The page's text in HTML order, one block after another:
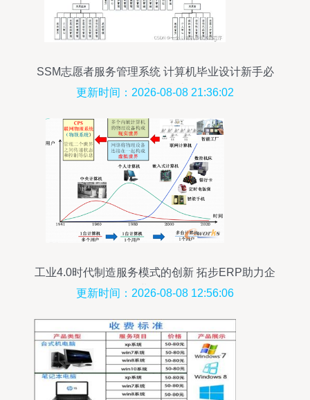
SSM志愿者服务管理系统 计算机毕业设计新手必
备的完整指南
更新时间：2026-08-08 21:36:02
工业4.0时代制造服务模式的创新 拓步ERP助力企
业转型
更新时间：2026-08-08 12:56:06